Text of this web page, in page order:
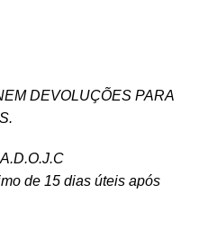
DEVOLUÇÕES PARA
de 15 dias úteis após